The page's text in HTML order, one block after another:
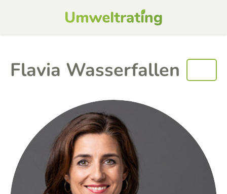
Flavia Wasserfallen